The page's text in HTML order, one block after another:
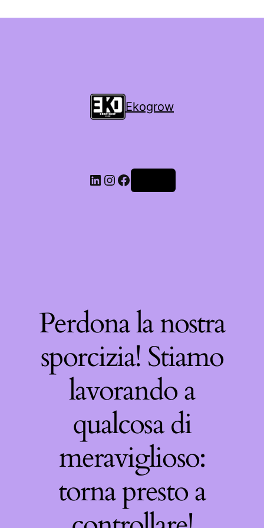
Ekogrow
Perdona la nostra
sporcizia! Stiamo
lavorando a
qualcosa di
meraviglioso:
torna presto a